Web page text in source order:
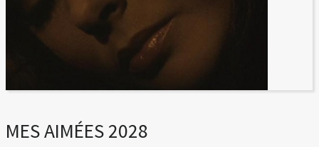
MES AIMÉES 2028